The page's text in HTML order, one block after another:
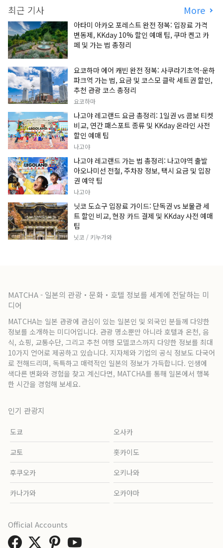
최근 기사 More
아타미 아카오 포레스트 완전 정복: 입장료 가격
변동제, KKday 10% 할인 예매 팁, 쿠마 켄고 카
페 및 가는 법 총정리
요코하마 에어 캐빈 완전 정복: 사쿠라기초역-운하
파크역 가는 법, 요금 및 코스모 클락 세트권 할인,
추천 관광 코스 총정리
요코하마
나고야 레고랜드 요금 총정리: 1일권 vs 콤보 티켓
비교, 연간 패스포트 종류 및 KKday 온라인 사전
할인 예매 팁
나고야
나고야 레고랜드 가는 법 총정리: 나고야역 출발
아오나미선 전철, 주차장 정보, 택시 요금 및 입장
권 예약 팁
나고야
닛코 도쇼구 입장료 가이드: 단독권 vs 보물관 세
트 할인 비교, 현장 카드 결제 및 KKday 사전 예매
팁
닛코 / 키누가와
MATCHA - 일본의 관광・문화・호텔 정보를 세계에 전달하는 미
디어
MATCHA는 일본 관광에 관심이 있는 일본인 및 외국인 분들께 다양한
정보를 소개하는 미디어입니다. 관광 명소뿐만 아니라 호텔과 온천, 음
식, 쇼핑, 교통수단, 그리고 추천 여행 모델코스까지 다양한 정보를 최대
10가지 언어로 제공하고 있습니다. 지자체와 기업의 공식 정보도 다국어
로 전해드리며, 독특하고 매력적인 일본의 정보가 가득합니다. 인생에
색다른 변화와 경험을 찾고 계신다면, MATCHA를 통해 일본에서 행복
한 시간을 경험해 보세요.
인기 관광지
도쿄 오사카
교토 홋카이도
후쿠오카 오키나와
카나가와 오카야마
Official Accounts